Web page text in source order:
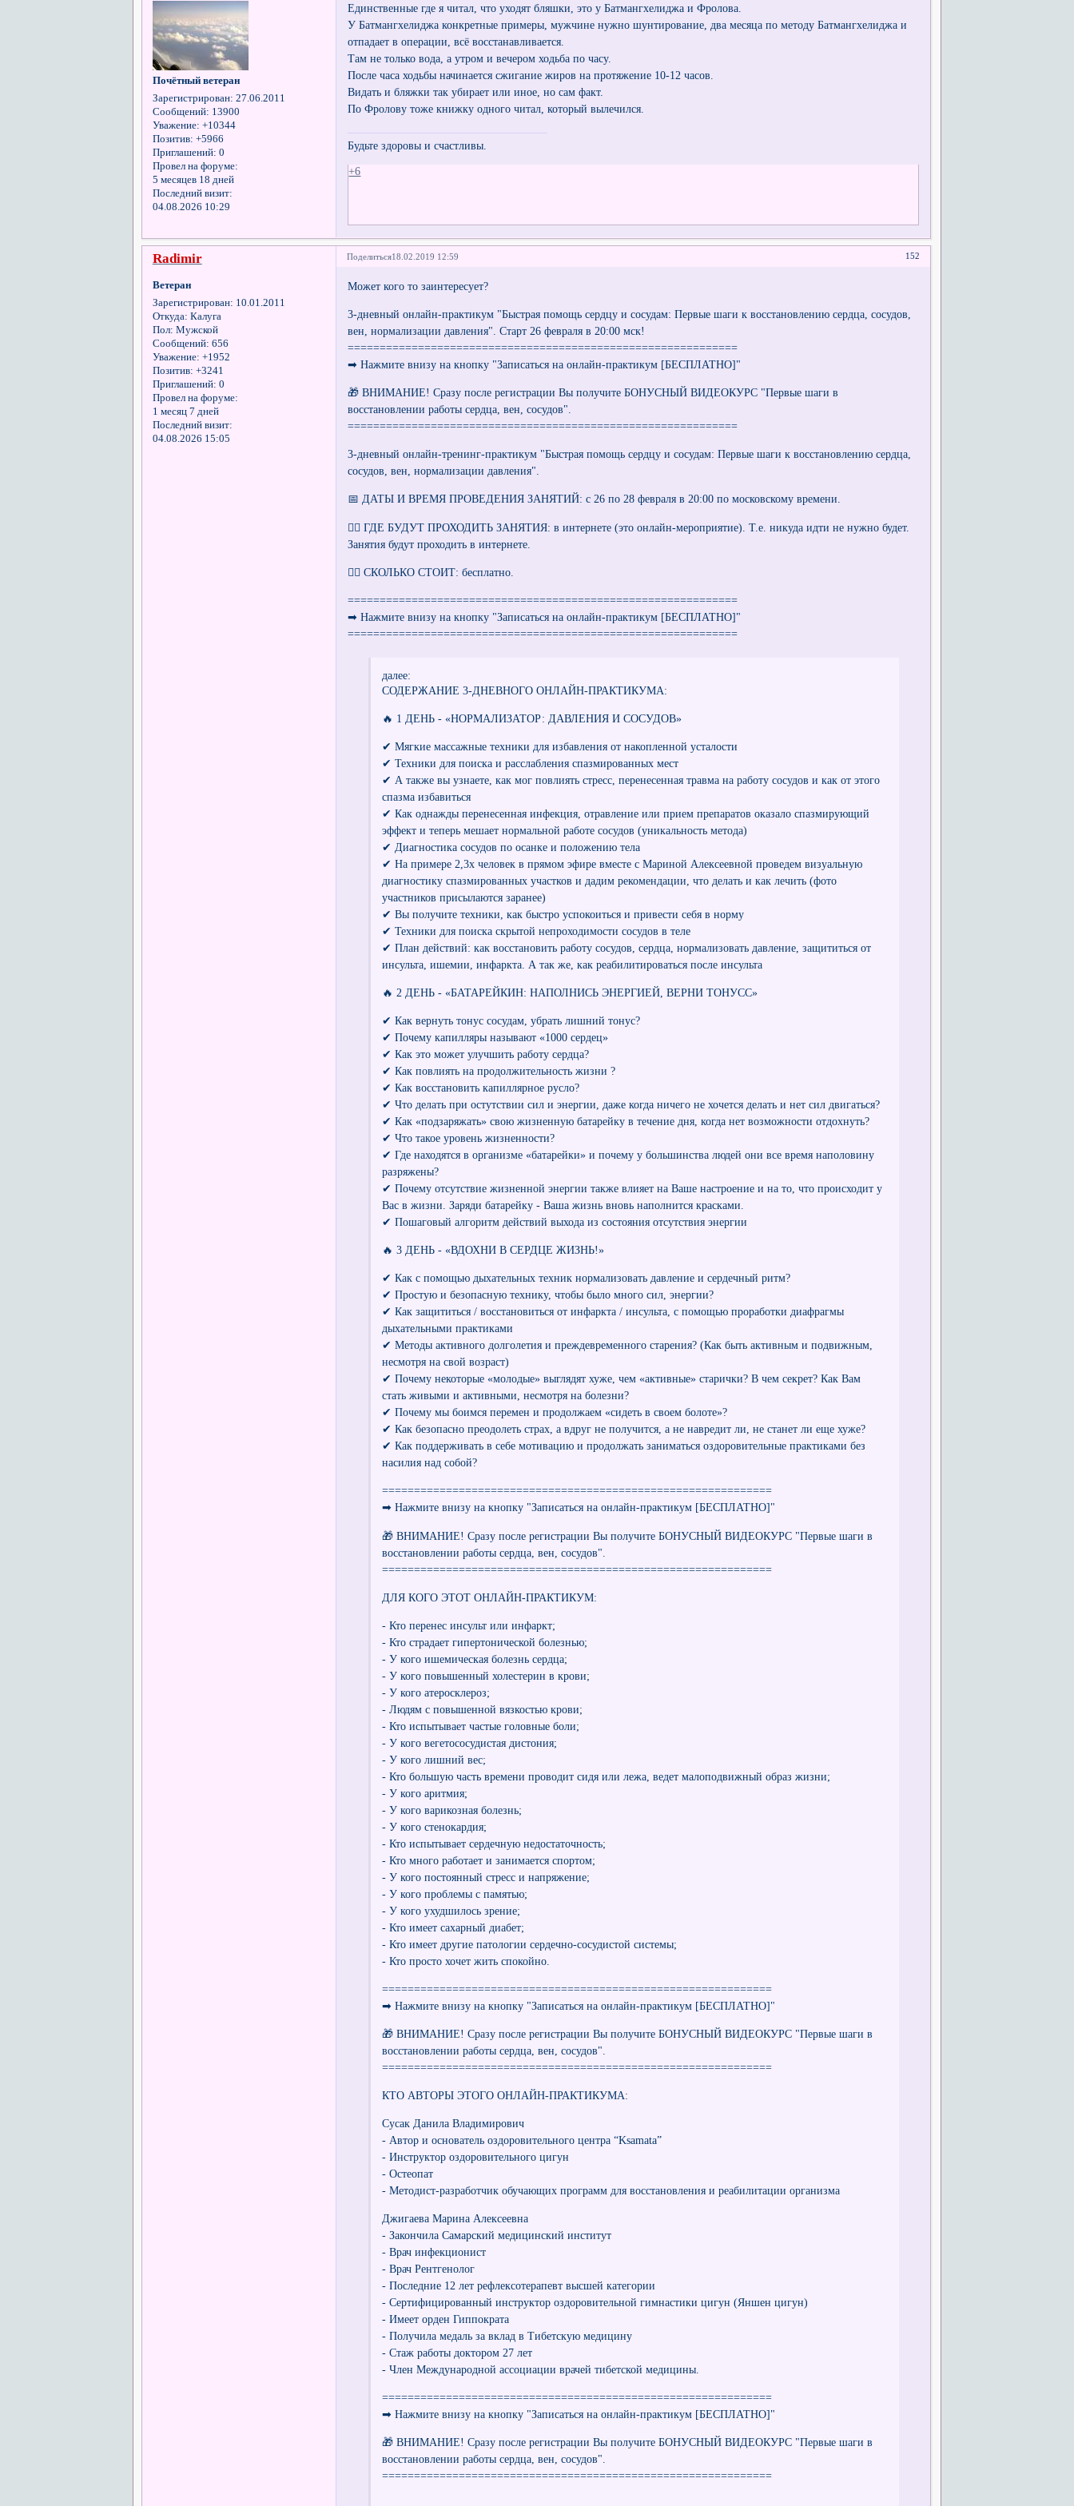
Почётный ветеран
Зарегистрирован: 27.06.2011
Сообщений: 13900
Уважение: +10344
Позитив: +5966
Приглашений: 0
Провел на форуме:
5 месяцев 18 дней
Последний визит:
04.08.2026 10:29
Единственные где я читал, что уходят бляшки, это у Батмангхелиджа и Фролова.
У Батмангхелиджа конкретные примеры, мужчине нужно шунтирование, два месяца по методу Батмангхелиджа и
отпадает в операции, всё восстанавливается.
Там не только вода, а утром и вечером ходьба по часу.
После часа ходьбы начинается сжигание жиров на протяжение 10-12 часов.
Видать и бляжки так убирает или иное, но сам факт.
По Фролову тоже книжку одного читал, который вылечился.
Будьте здоровы и счастливы.
+6
Поделиться 152
18.02.2019 12:59
Radimir
Ветеран
Зарегистрирован: 10.01.2011
Откуда: Калуга
Пол: Мужской
Сообщений: 656
Уважение: +1952
Позитив: +3241
Приглашений: 0
Провел на форуме:
1 месяц 7 дней
Последний визит:
04.08.2026 15:05
Может кого то заинтересует?
3-дневный онлайн-практикум "Быстрая помощь сердцу и сосудам: Первые шаги к восстановлению сердца, сосудов,
вен, нормализации давления". Старт 26 февраля в 20:00 мск!
=============================================================
​​➡ Нажмите внизу на кнопку "Записаться на онлайн-практикум [БЕСПЛАТНО]"
🎁 ВНИМАНИЕ! Сразу после регистрации Вы получите БОНУСНЫЙ ВИДЕОКУРС "Первые шаги в
восстановлении работы сердца, вен, сосудов".
=============================================================
3-дневный онлайн-тренинг-практикум "Быстрая помощь сердцу и сосудам: Первые шаги к восстановлению сердца,
сосудов, вен, нормализации давления".
📅 ДАТЫ И ВРЕМЯ ПРОВЕДЕНИЯ ЗАНЯТИЙ: с 26 по 28 февраля в 20:00 по московскому времени.
👉🏻 ГДЕ БУДУТ ПРОХОДИТЬ ЗАНЯТИЯ: в интернете (это онлайн-мероприятие). Т.е. никуда идти не нужно будет.
Занятия будут проходить в интернете.
👉🏻 СКОЛЬКО СТОИТ: бесплатно.
=============================================================
​​➡ Нажмите внизу на кнопку "Записаться на онлайн-практикум [БЕСПЛАТНО]"
=============================================================
далее:
СОДЕРЖАНИЕ 3-ДНЕВНОГО ОНЛАЙН-ПРАКТИКУМА:
🔥 1 ДЕНЬ - «НОРМАЛИЗАТОР: ДАВЛЕНИЯ И СОСУДОВ»
✔ Мягкие массажные техники для избавления от накопленной усталости
✔ Техники для поиска и расслабления спазмированных мест
✔ А также вы узнаете, как мог повлиять стресс, перенесенная травма на работу сосудов и как от этого
спазма избавиться
✔ Как однажды перенесенная инфекция, отравление или прием препаратов оказало спазмирующий
эффект и теперь мешает нормальной работе сосудов (уникальность метода)
✔ Диагностика сосудов по осанке и положению тела
✔ На примере 2,3х человек в прямом эфире вместе с Мариной Алексеевной проведем визуальную
диагностику спазмированных участков и дадим рекомендации, что делать и как лечить (фото
участников присылаются заранее)
✔ Вы получите техники, как быстро успокоиться и привести себя в норму
✔ Техники для поиска скрытой непроходимости сосудов в теле
✔ План действий: как восстановить работу сосудов, сердца, нормализовать давление, защититься от
инсульта, ишемии, инфаркта. А так же, как реабилитироваться после инсульта
🔥 2 ДЕНЬ - «БАТАРЕЙКИН: НАПОЛНИСЬ ЭНЕРГИЕЙ, ВЕРНИ ТОНУСС»
✔ Как вернуть тонус сосудам, убрать лишний тонус?
✔ Почему капилляры называют «1000 сердец»
✔ Как это может улучшить работу сердца?
✔ Как повлиять на продолжительность жизни ?
✔ Как восстановить капиллярное русло?
✔ Что делать при остутствии сил и энергии, даже когда ничего не хочется делать и нет сил двигаться?
✔ Как «подзаряжать» свою жизненную батарейку в течение дня, когда нет возможности отдохнуть?
✔ Что такое уровень жизненности?
✔ Где находятся в организме «батарейки» и почему у большинства людей они все время наполовину
разряжены?
✔ Почему отсутствие жизненной энергии также влияет на Ваше настроение и на то, что происходит у
Вас в жизни. Заряди батарейку - Ваша жизнь вновь наполнится красками.
✔ Пошаговый алгоритм действий выхода из состояния отсутствия энергии
🔥 3 ДЕНЬ - «ВДОХНИ В СЕРДЦЕ ЖИЗНЬ!»
✔ Как с помощью дыхательных техник нормализовать давление и сердечный ритм?
✔ Простую и безопасную технику, чтобы было много сил, энергии?
✔ Как защититься / восстановиться от инфаркта / инсульта, с помощью проработки диафрагмы
дыхательными практиками
✔ Методы активного долголетия и преждевременного старения? (Как быть активным и подвижным,
несмотря на свой возраст)
✔ Почему некоторые «молодые» выглядят хуже, чем «активные» старички? В чем секрет? Как Вам
стать живыми и активными, несмотря на болезни?
✔ Почему мы боимся перемен и продолжаем «сидеть в своем болоте»?
✔ Как безопасно преодолеть страх, а вдруг не получится, а не навредит ли, не станет ли еще хуже?
✔ Как поддерживать в себе мотивацию и продолжать заниматься оздоровительные практиками без
насилия над собой?
=============================================================
​​➡ Нажмите внизу на кнопку "Записаться на онлайн-практикум [БЕСПЛАТНО]"
🎁 ВНИМАНИЕ! Сразу после регистрации Вы получите БОНУСНЫЙ ВИДЕОКУРС "Первые шаги в
восстановлении работы сердца, вен, сосудов".
=============================================================
ДЛЯ КОГО ЭТОТ ОНЛАЙН-ПРАКТИКУМ:
- Кто перенес инсульт или инфаркт;
- Кто страдает гипертонической болезнью;
- У кого ишемическая болезнь сердца;
- У кого повышенный холестерин в крови;
- У кого атеросклероз;
- Людям с повышенной вязкостью крови;
- Кто испытывает частые головные боли;
- У кого вегетососудистая дистония;
- У кого лишний вес;
- Кто большую часть времени проводит сидя или лежа, ведет малоподвижный образ жизни;
- У кого аритмия;
- У кого варикозная болезнь;
- У кого стенокардия;
- Кто испытывает сердечную недостаточность;
- Кто много работает и занимается спортом;
- У кого постоянный стресс и напряжение;
- У кого проблемы с памятью;
- У кого ухудшилось зрение;
- Кто имеет сахарный диабет;
- Кто имеет другие патологии сердечно-сосудистой системы;
- Кто просто хочет жить спокойно.
=============================================================
​​➡ Нажмите внизу на кнопку "Записаться на онлайн-практикум [БЕСПЛАТНО]"
🎁 ВНИМАНИЕ! Сразу после регистрации Вы получите БОНУСНЫЙ ВИДЕОКУРС "Первые шаги в
восстановлении работы сердца, вен, сосудов".
=============================================================
КТО АВТОРЫ ЭТОГО ОНЛАЙН-ПРАКТИКУМА:
Сусак Данила Владимирович
- Автор и основатель оздоровительного центра “Ksamata”
- Инструктор оздоровительного цигун
- Остеопат
- Методист-разработчик обучающих программ для восстановления и реабилитации организма
Джигаева Марина Алексеевна
- Закончила Самарский медицинский институт
- Врач инфекционист
- Врач Рентгенолог
- Последние 12 лет рефлексотерапевт высшей категории
- Сертифицированный инструктор оздоровительной гимнастики цигун (Яншен цигун)
- Имеет орден Гиппократа
- Получила медаль за вклад в Тибетскую медицину
- Стаж работы доктором 27 лет
- Член Международной ассоциации врачей тибетской медицины.
=============================================================
​​➡ Нажмите внизу на кнопку "Записаться на онлайн-практикум [БЕСПЛАТНО]"
🎁 ВНИМАНИЕ! Сразу после регистрации Вы получите БОНУСНЫЙ ВИДЕОКУРС "Первые шаги в
восстановлении работы сердца, вен, сосудов".
=============================================================